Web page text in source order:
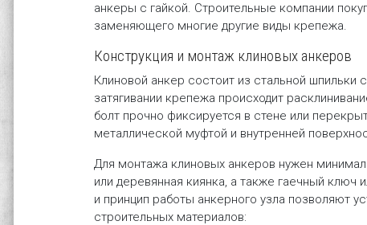
анкеры с гайкой. Строительные компании
заменяющего многие другие виды крепежа.
Конструкция и монтаж клиновых анкеров
Клиновой анкер состоит из стальной шпильки
затягивании крепежа происходит
болт прочно фиксируется в стене или
металлической муфтой и внутренней
Для монтажа клиновых анкеров нужен
или деревянная киянка, а также гаечный ключ
и принцип работы анкерного узла позволяют
строительных материалов: